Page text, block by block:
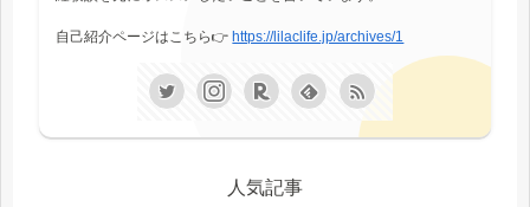
自己紹介ページはこちら👉https://lilaclife.jp/archives/1
人気記事